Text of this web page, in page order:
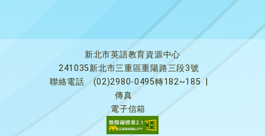
新北市英語教育資源中心
241035新北市三重區重陽路三段3號
聯絡電話
(02)2980-0495轉182~185
傳真
電子信箱